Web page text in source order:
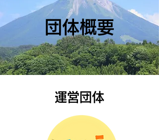
団体概要
​運営団体